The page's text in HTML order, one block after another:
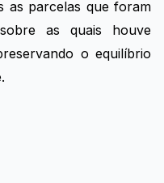
as parcelas que foram
as quais houve
o equilíbrio